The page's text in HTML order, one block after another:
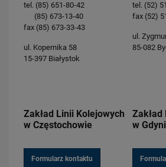
tel. (85) 651-80-42
(85) 673-13-40
fax (85) 673-33-43
ul. Kopernika 58
15-397 Białystok
tel. (52)
fax (52)
ul.
85-082
Zakład Linii Kolejowych
w Częstochowie
Formularz kontaktu
Zakład
w Gdyni
Straż Ochrony Kolei
Formularze kontaktowe
Telefoniczne infolinie dla pasażerów
Obserwuj nas